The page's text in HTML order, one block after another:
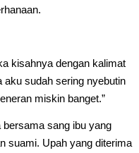
kisahnya dengan kalimat
aku sudah sering nyebutin
miskin banget.”
sang ibu yang
suami. Upah yang diterima